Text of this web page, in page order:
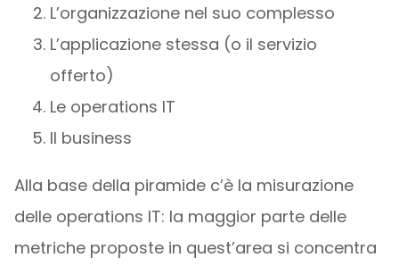
L’organizzazione nel suo complesso
L’applicazione stessa (o il servizio
offerto)
Le operations IT
Il business
Alla base della piramide c’è la misurazione
delle operations IT: la maggior parte delle
metriche proposte in quest’area si concentra